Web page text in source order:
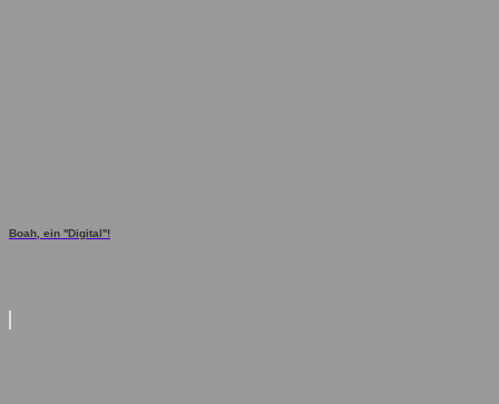
Boah, ein ''Digital''!